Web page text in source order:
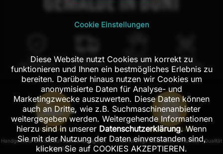
100 Tage
Rückgaberecht
Kostenloser
Versand in DE
100% echte
Handarbeit
Mit AR
Probehängen
ORIGINALE
Handgemalte Unikate auf Leinwand, Signiert
vom Künstler.
PREMIUM-QUALITÄT
Hochwertige Materialien in Künstler-Qualität
Cookie Einstellungen
Diese Website nutzt Cookies um korrekt zu
funktionieren und Ihnen ein bestmögliches Erlebnis zu
bereiten. Darüber hinaus nutzen wir Cookies um
anonymisierte Daten für Analyse- und
Marketingzwecke auszuwerten. Diese Daten können
auch an Dritte, wie z.B. Suchmaschinenanbieter
weitergegeben werden. Weitergehende Informationen
hierzu sind in unserer Datenschutzerklärung. Wenn
Sie mit der Nutzung der Daten einverstanden sind,
klicken Sie auf COOKIES AKZEPTIEREN.